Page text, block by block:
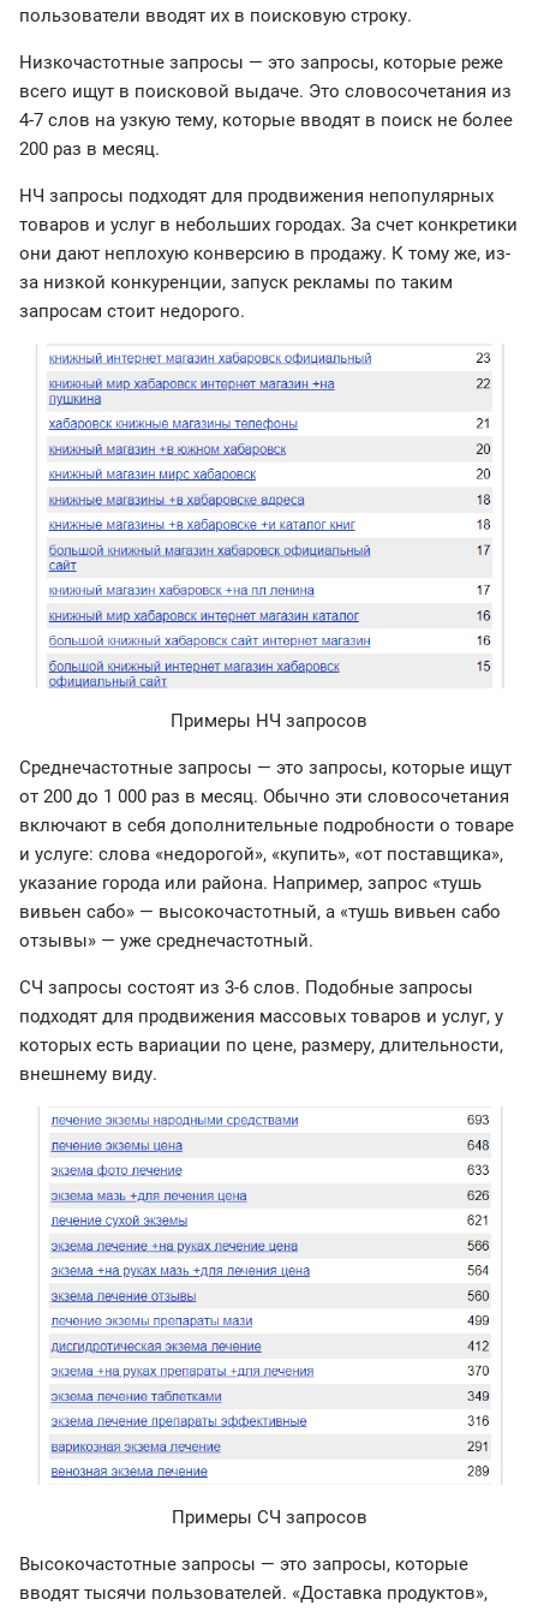
пользователи вводят их в поисковую строку.
Низкочастотные запросы — это запросы, которые реже
всего ищут в поисковой выдаче. Это словосочетания из
4-7 слов на узкую тему, которые вводят в поиск не более
200 раз в месяц.
НЧ запросы подходят для продвижения непопулярных
товаров и услуг в небольших городах. За счет конкретики
они дают неплохую конверсию в продажу. К тому же, из-
за низкой конкуренции, запуск рекламы по таким
запросам стоит недорого.
Примеры НЧ запросов
Среднечастотные запросы — это запросы, которые ищут
от 200 до 1 000 раз в месяц. Обычно эти словосочетания
включают в себя дополнительные подробности о товаре
и услуге: слова «недорогой», «купить», «от поставщика»,
указание города или района. Например, запрос «тушь
вивьен сабо» — высокочастотный, а «тушь вивьен сабо
отзывы» — уже среднечастотный.
СЧ запросы состоят из 3-6 слов. Подобные запросы
подходят для продвижения массовых товаров и услуг, у
которых есть вариации по цене, размеру, длительности,
внешнему виду.
Примеры СЧ запросов
Высокочастотные запросы — это запросы, которые
вводят тысячи пользователей. «Доставка продуктов»,